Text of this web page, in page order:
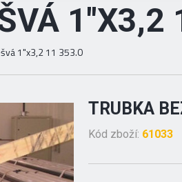
1"x3,2 11 353.0
TRUBKA
Kód zboží: 61033